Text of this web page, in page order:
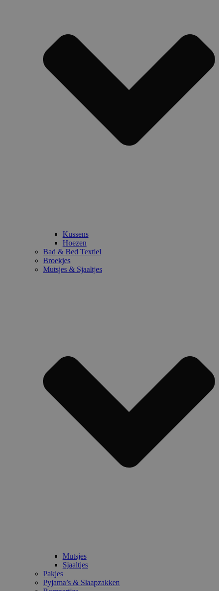
Kussens
Hoezen
Bad & Bed Textiel
Broekjes
Mutsjes & Sjaaltjes
Mutsjes
Sjaaltjes
Pakjes
Pyjama’s & Slaapzakken